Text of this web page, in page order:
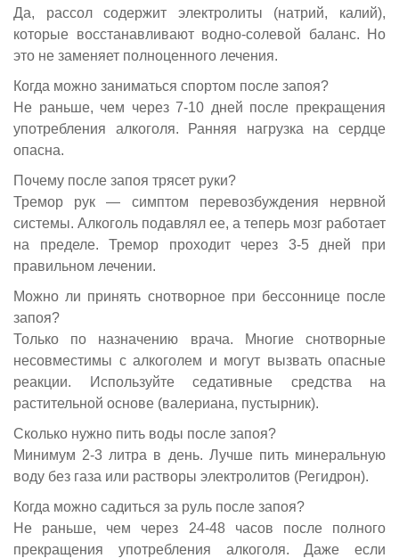
Да, рассол содержит электролиты (натрий, калий),
которые восстанавливают водно-солевой баланс. Но
это не заменяет полноценного лечения.
Когда можно заниматься спортом после запоя?
Не раньше, чем через 7-10 дней после прекращения
употребления алкоголя. Ранняя нагрузка на сердце
опасна.
Почему после запоя трясет руки?
Тремор рук — симптом перевозбуждения нервной
системы. Алкоголь подавлял ее, а теперь мозг работает
на пределе. Тремор проходит через 3-5 дней при
правильном лечении.
Можно ли принять снотворное при бессоннице после
запоя?
Только по назначению врача. Многие снотворные
несовместимы с алкоголем и могут вызвать опасные
реакции. Используйте седативные средства на
растительной основе (валериана, пустырник).
Сколько нужно пить воды после запоя?
Минимум 2-3 литра в день. Лучше пить минеральную
воду без газа или растворы электролитов (Регидрон).
Когда можно садиться за руль после запоя?
Не раньше, чем через 24-48 часов после полного
прекращения употребления алкоголя. Даже если